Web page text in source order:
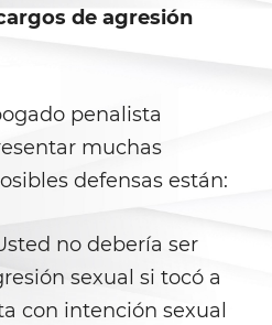
Firearm
de agresión
penalista
muchas
defensas están:
no debería ser
sexual si tocó a
con intención sexual